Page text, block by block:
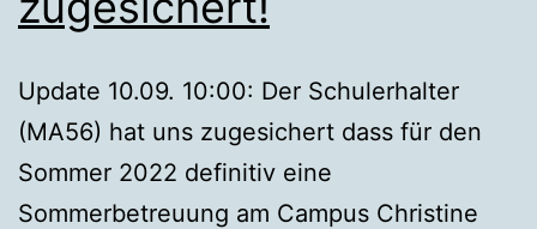
Update 10.09. 10:00: Der Schulerhalter
(MA56) hat uns zugesichert dass für den
Sommer 2022 definitiv eine
Sommerbetreuung am Campus Christine